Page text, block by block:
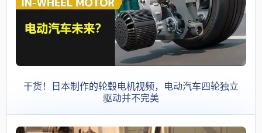
干货！日本制作的轮毂电机视频，电动汽车四轮独立
驱动并不完美